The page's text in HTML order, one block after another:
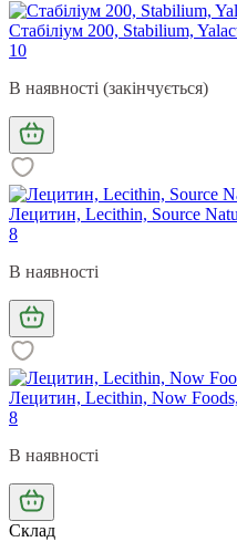
Стабіліум 200, Stabilium,
10
В наявності (закінчується)
Лецитин, Lecithin, Source
8
В наявності
Лецитин, Lecithin, Now
8
В наявності
Склад